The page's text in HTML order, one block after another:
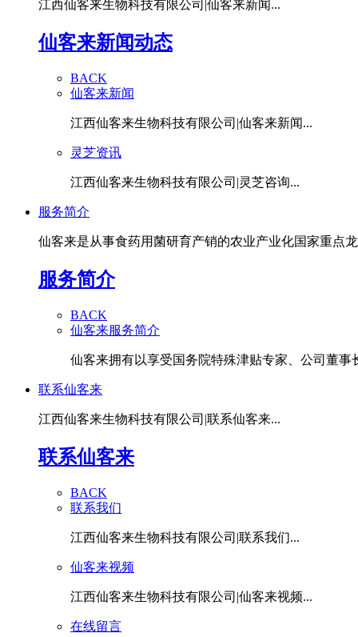
江西仙客来生物科技有限公司|仙客来新闻...
仙客来新闻动态
BACK
仙客来新闻
江西仙客来生物科技有限公司|仙客来新闻...
灵芝资讯
江西仙客来生物科技有限公司|灵芝咨询...
服务简介
仙客来是从事食药用菌研育产销的农业产业化国家重点
服务简介
BACK
仙客来服务简介
仙客来拥有以享受国务院特殊津贴专家、公司董事
联系仙客来
江西仙客来生物科技有限公司|联系仙客来...
联系仙客来
BACK
联系我们
江西仙客来生物科技有限公司|联系我们...
仙客来视频
江西仙客来生物科技有限公司|仙客来视频...
在线留言